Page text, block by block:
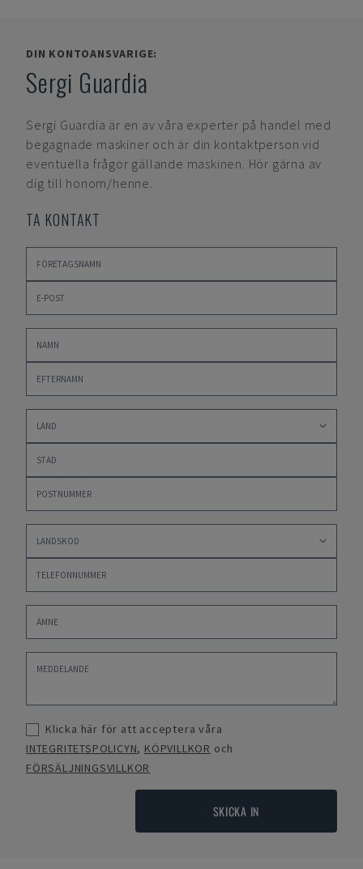
DIN KONTOANSVARIGE:
Sergi Guardia
Sergi Guardia är en av våra experter på handel med
begagnade maskiner och är din kontaktperson vid
eventuella frågor gällande maskinen. Hör gärna av
dig till honom/henne.
TA KONTAKT
Klicka här för att acceptera våra
INTEGRITETSPOLICYN, KÖPVILLKOR och
FÖRSÄLJNINGSVILLKOR
SKICKA IN